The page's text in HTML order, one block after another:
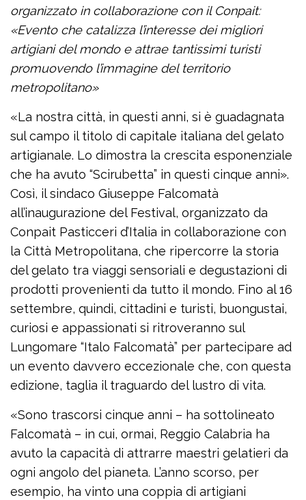
organizzato in collaborazione con il Conpait:
«Evento che catalizza l’interesse dei migliori
artigiani del mondo e attrae tantissimi turisti
promuovendo l’immagine del territorio
metropolitano»
«La nostra città, in questi anni, si è guadagnata
sul campo il titolo di capitale italiana del gelato
artigianale. Lo dimostra la crescita esponenziale
che ha avuto “Scirubetta” in questi cinque anni».
Così, il sindaco Giuseppe Falcomatà
all’inaugurazione del Festival, organizzato da
Conpait Pasticceri d’Italia in collaborazione con
la Città Metropolitana, che ripercorre la storia
del gelato tra viaggi sensoriali e degustazioni di
prodotti provenienti da tutto il mondo. Fino al 16
settembre, quindi, cittadini e turisti, buongustai,
curiosi e appassionati si ritroveranno sul
Lungomare “Italo Falcomatà” per partecipare ad
un evento davvero eccezionale che, con questa
edizione, taglia il traguardo del lustro di vita.
«Sono trascorsi cinque anni – ha sottolineato
Falcomatà – in cui, ormai, Reggio Calabria ha
avuto la capacità di attrarre maestri gelatieri da
ogni angolo del pianeta. L’anno scorso, per
esempio, ha vinto una coppia di artigiani